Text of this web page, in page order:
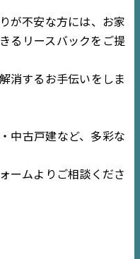
が不安な方には、お家
るリースバックをご提
消するお手伝いをしま
中古戸建など、多彩な
ームよりご相談くださ